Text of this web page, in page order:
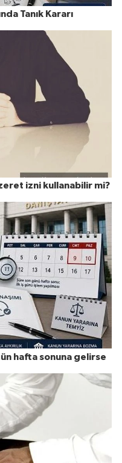
Tanık Kararı
izni kullanabilir mi?
hafta sonuna gelirse